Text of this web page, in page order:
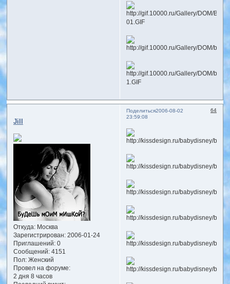
Поделиться 64
2006-08-02
23:59:08
Jill
Откуда:Москва
Зарегистрирован: 2006-01-24
Приглашений:0
Сообщений:4151
Пол:Женский
Провел на форуме:
2 дня 8 часов